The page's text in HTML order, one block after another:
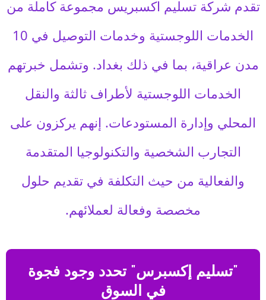
تقدم شركة تسليم اكسبريس مجموعة كاملة من
الخدمات اللوجستية وخدمات التوصيل في 10
مدن عراقية، بما في ذلك بغداد. وتشمل خبرتهم
الخدمات اللوجستية لأطراف ثالثة والنقل
المحلي وإدارة المستودعات. إنهم يركزون على
التجارب الشخصية والتكنولوجيا المتقدمة
والفعالية من حيث التكلفة في تقديم حلول
مخصصة وفعالة لعملائهم.
"تسليم إكسبرس" تحدد وجود فجوة
في السوق